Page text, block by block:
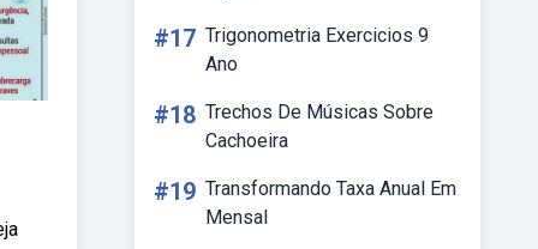
#17 Trigonometria Exercicios 9
Ano
#18 Trechos De Músicas Sobre
Cachoeira
#19 Transformando Taxa Anual Em
Mensal